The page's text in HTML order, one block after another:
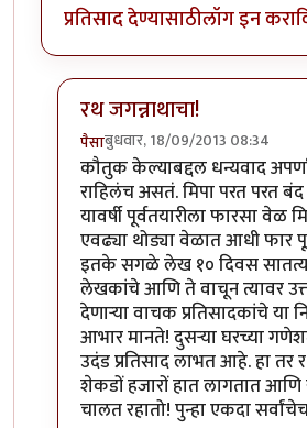
प्रतिसाद देण्यासाठीलॉग इन करा
रथ जगन्नाथाचा!
पैसाबुधवार, 18/09/2013 08:34
In reply toहोय देवा महाराजा!
कौतुक केल्याबद्दल धन्यवाद
राहिलंच असतं. मिपा परत परत
यावर्षी पूर्वतयारीला फारसा वेळ
एवढ्या थोड्या वेळात आधी फार
इतके सगळे लेख १० दिवस
लेखकांचे आणि ते वाचून त्यावर
देणार्‍या वाचक प्रतिसादकांचे या
आभार मानते! दुसर्‍या घरच्या
उदंड प्रतिसाद लाभत आहे. हा तर
शेकडों हजारों हात लागतात
चालत रहातो! पुन्हा एकदा